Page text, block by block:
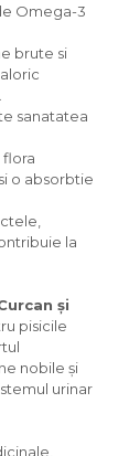
Omega-3
​​brute si
sanatatea
flora
o absorbtie
la
și
pisicile
nobile și
urinar